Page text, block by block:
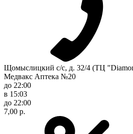
Щомыслицкий с/с, д. 32/4 (ТЦ
Медвакс Аптека №20
до 22:00
в 15:03
до 22:00
7,00 р.